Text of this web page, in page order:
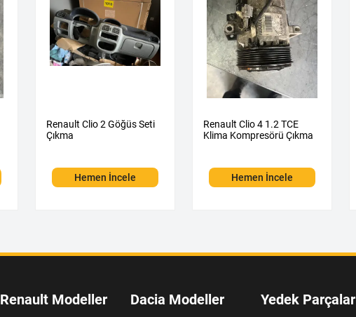
Renault Clio 2 Göğüs Seti
Çıkma
Hemen İncele
Renault Clio 4 1.2 TCE
Klima Kompresörü Çıkma
Hemen İncele
Renault Modeller Dacia Modeller Yedek Parçalar